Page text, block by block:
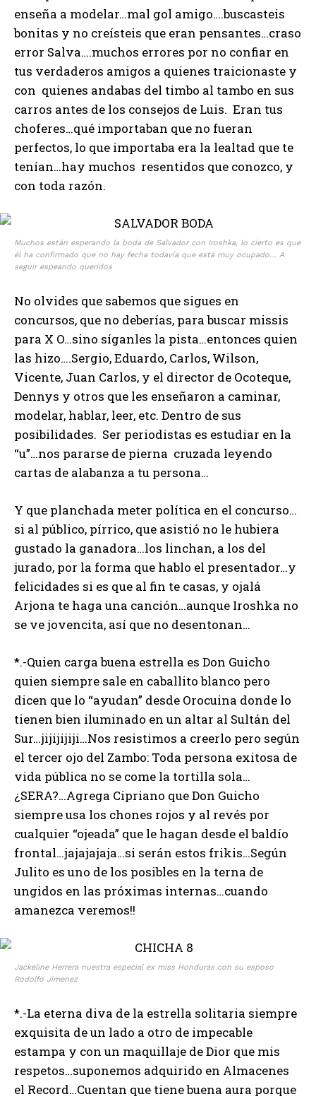
enseña a modelar…mal gol amigo….buscasteis
bonitas y no creísteis que eran pensantes…craso
error Salva….muchos errores por no confiar en
tus verdaderos amigos a quienes traicionaste y
con quienes andabas del timbo al tambo en sus
carros antes de los consejos de Luis. Eran tus
choferes…qué importaban que no fueran
perfectos, lo que importaba era la lealtad que te
tenían…hay muchos resentidos que conozco, y
con toda razón.
Muchos están esperando la boda de Salvador con Iroshka, lo cierto es que
él ha confirmado que no hay fecha todavía que está muy ocupado… A
seguir espeando queridos
No olvides que sabemos que sigues en
concursos, que no deberías, para buscar missis
para X O…sino síganles la pista…entonces quien
las hizo….Sergio, Eduardo, Carlos, Wilson,
Vicente, Juan Carlos, y el director de Ocoteque,
Dennys y otros que les enseñaron a caminar,
modelar, hablar, leer, etc. Dentro de sus
posibilidades. Ser periodistas es estudiar en la
“u”…nos pararse de pierna cruzada leyendo
cartas de alabanza a tu persona…
Y que planchada meter política en el concurso…
si al público, pírrico, que asistió no le hubiera
gustado la ganadora…los linchan, a los del
jurado, por la forma que hablo el presentador…y
felicidades si es que al fin te casas, y ojalá
Arjona te haga una canción…aunque Iroshka no
se ve jovencita, así que no desentonan…
*.-Quien carga buena estrella es Don Guicho
quien siempre sale en caballito blanco pero
dicen que lo “ayudan” desde Orocuina donde lo
tienen bien iluminado en un altar al Sultán del
Sur…jijijijiji…Nos resistimos a creerlo pero según
el tercer ojo del Zambo: Toda persona exitosa de
vida pública no se come la tortilla sola…
¿SERA?…Agrega Cipriano que Don Guicho
siempre usa los chones rojos y al revés por
cualquier “ojeada” que le hagan desde el baldío
frontal…jajajajaja…si serán estos frikis…Según
Julito es uno de los posibles en la terna de
ungidos en las próximas internas…cuando
amanezca veremos!!
Jackeline Herrera nuestra especial ex miss Honduras con su esposo
Rodolfo Jimenez
*.-La eterna diva de la estrella solitaria siempre
exquisita de un lado a otro de impecable
estampa y con un maquillaje de Dior que mis
respetos…suponemos adquirido en Almacenes
el Record…Cuentan que tiene buena aura porque